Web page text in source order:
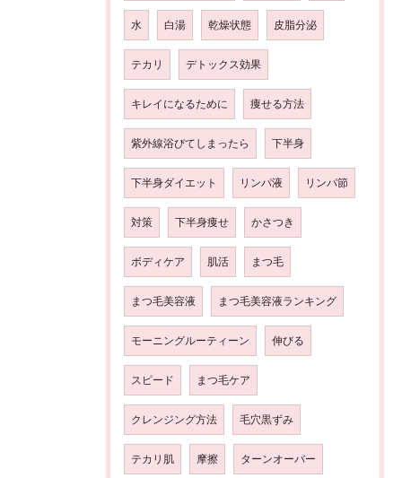
水 白湯 乾燥状態 皮脂分泌
テカリ デトックス効果
キレイになるために 痩せる方法
紫外線浴びてしまったら 下半身
下半身ダイエット リンパ液 リンパ節
対策 下半身痩せ かさつき
ボディケア 肌活 まつ毛
まつ毛美容液 まつ毛美容液ランキング
モーニングルーティーン 伸びる
スピード まつ毛ケア
クレンジング方法 毛穴黒ずみ
テカリ肌 摩擦 ターンオーバー